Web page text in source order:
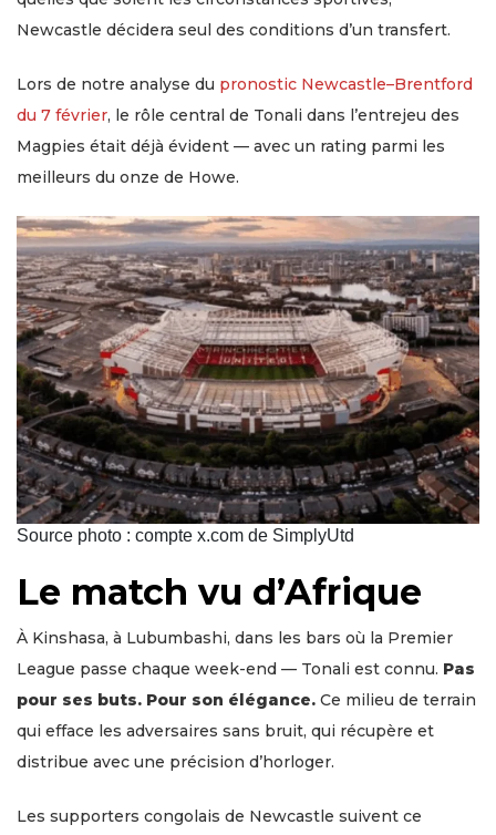
Newcastle décidera seul des conditions d’un transfert.
Lors de notre analyse du pronostic Newcastle–Brentford
du 7 février, le rôle central de Tonali dans l’entrejeu des
Magpies était déjà évident — avec un rating parmi les
meilleurs du onze de Howe.
Source photo : compte x.com de SimplyUtd
Le match vu d’Afrique
À Kinshasa, à Lubumbashi, dans les bars où la Premier
League passe chaque week-end — Tonali est connu. Pas
pour ses buts. Pour son élégance. Ce milieu de terrain
qui efface les adversaires sans bruit, qui récupère et
distribue avec une précision d’horloger.
Les supporters congolais de Newcastle suivent ce